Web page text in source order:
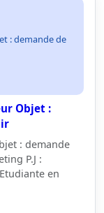
: demande de
Objet :
: demande
P.J :
en